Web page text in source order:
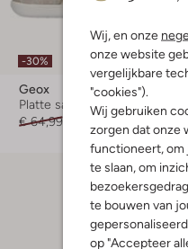
Wij, en onze
onze website
vergelijkbare
"cookies").
Wij gebruiken
zorgen dat onze
functioneert, om
te slaan, om
te bouwen van
op "Accepteer
-30%
Geox
Platte sandalen
€ 64,99
€ 44,99